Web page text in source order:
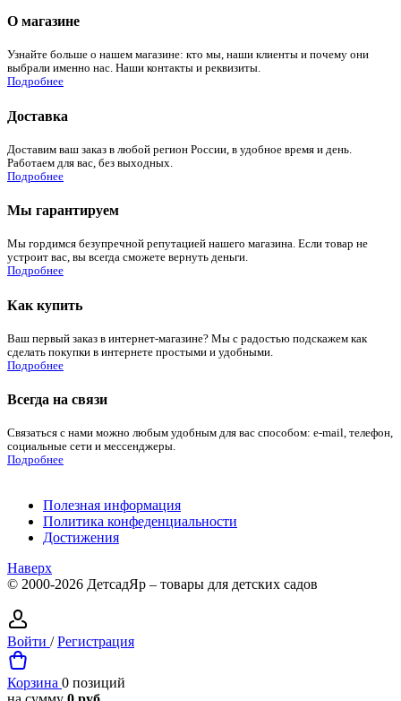
О магазине
Узнайте больше о нашем магазине: кто мы, наши клиенты и почему они
выбрали именно нас. Наши контакты и реквизиты.
Подробнее
Доставка
Доставим ваш заказ в любой регион России, в удобное время и день.
Работаем для вас, без выходных.
Подробнее
Мы гарантируем
Мы гордимся безупречной репутацией нашего магазина. Если товар не
устроит вас, вы всегда сможете вернуть деньги.
Подробнее
Как купить
Ваш первый заказ в интернет-магазине? Мы с радостью подскажем как
сделать покупки в интернете простыми и удобными.
Подробнее
Всегда на связи
Связаться с нами можно любым удобным для вас способом: e-mail, телефон,
социальные сети и мессенджеры.
Подробнее
Полезная информация
Политика конфеденциальности
Достижения
Наверх
© 2000-2026 ДетсадЯр – товары для детских садов
Войти /Регистрация
Корзина 0 позиций